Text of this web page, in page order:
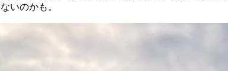
いのかも。